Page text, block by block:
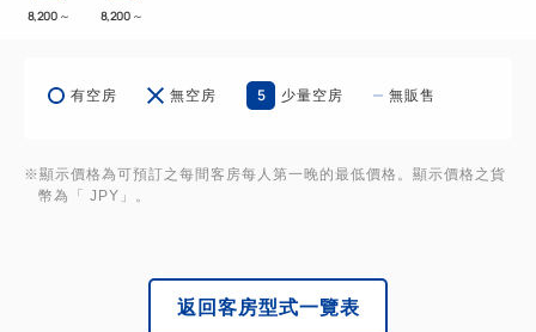
8,200 ～ 8,200 ～
有空房 無空房 5 少量空房 無販售
※顯示價格為可預訂之每間客房每人第一晚的最低價格。顯示價格之貨
幣為「 JPY」。
返回客房型式一覽表